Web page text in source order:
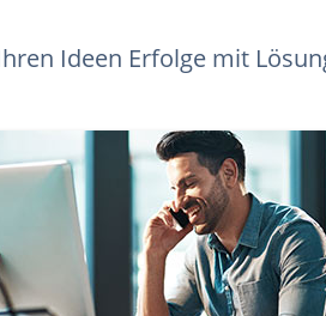
Ideen Erfolge mit